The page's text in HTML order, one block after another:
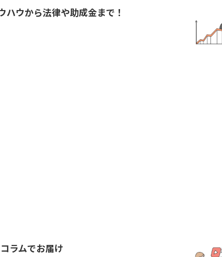
ハウから法律や助成金まで！
コラムでお届け